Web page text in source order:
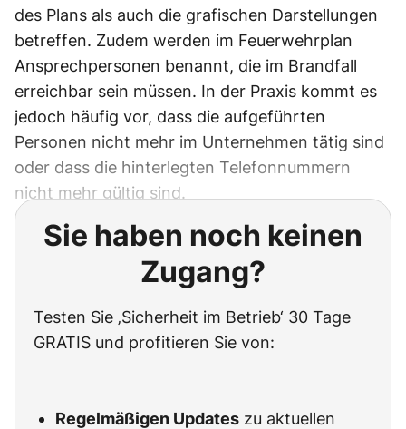
des Plans als auch die grafischen Darstellungen
betreffen. Zudem werden im Feuerwehrplan
Ansprechpersonen benannt, die im Brandfall
erreichbar sein müssen. In der Praxis kommt es
jedoch häufig vor, dass die aufgeführten
Personen nicht mehr im Unternehmen tätig sind
oder dass die hinterlegten Telefonnummern
nicht mehr gültig sind.
Sie haben noch keinen
Zugang?
Testen Sie ‚Sicherheit im Betrieb‘ 30 Tage
GRATIS und profitieren Sie von:
Regelmäßigen Updates zu aktuellen